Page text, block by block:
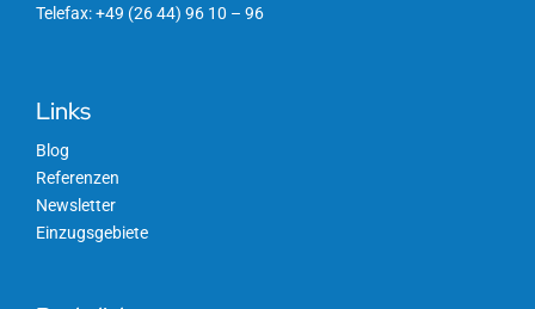
Telefax: +49 (26 44) 96 10 – 96
Links
Blog
Referenzen
Newsletter
Einzugsgebiete